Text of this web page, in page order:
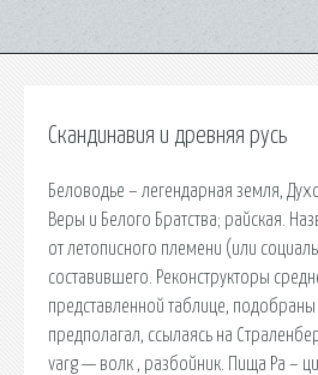
Скандинавия и древняя русь
Беловодье – легендарная земля,
Веры и Белого Братства; райская.
от летописного племени (или
составившего. Реконструкторы
представленной таблице,
предполагал, ссылаясь на
varg — волк , разбойник. Пища Ра –